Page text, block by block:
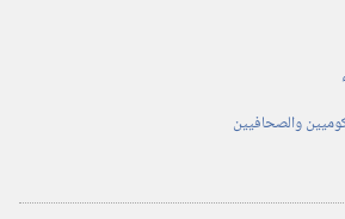
والصحافيين